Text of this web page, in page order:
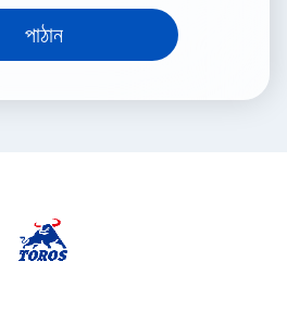
পাঠান